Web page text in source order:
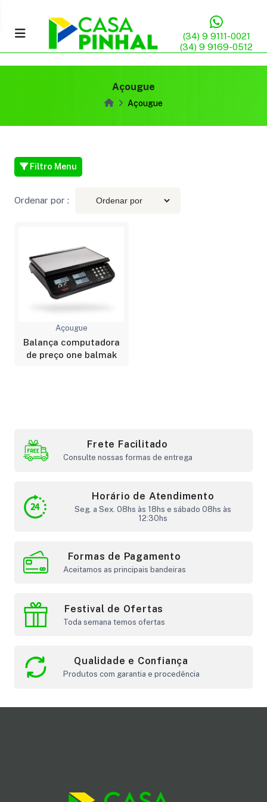
(34) 9 9111-0021
(34) 9 9169-0512
Açougue
Açougue
Filtro Menu
Ordenar por :
Açougue
Balança computadora
de preço one balmak
Frete Facilitado
Consulte nossas formas de entrega
Horário de Atendimento
Seg. a Sex. 08hs às 18hs e sábado 08hs às
12:30hs
Formas de Pagamento
Aceitamos as principais bandeiras
Festival de Ofertas
Toda semana temos ofertas
Qualidade e Confiança
Produtos com garantia e procedência